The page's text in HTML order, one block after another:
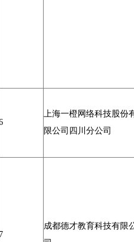
上海一橙网络科技股份
限公司四川分公司
7
成都德才教育科技有限